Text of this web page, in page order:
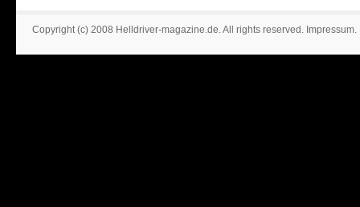
Copyright (c) 2008 Helldriver-magazine.de. All rights reserved. Impressum